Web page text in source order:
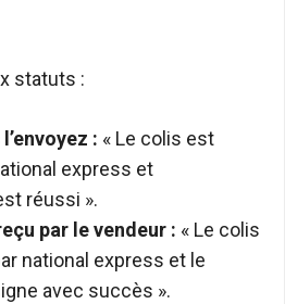
statuts :
: « Le colis est
express et
réussi ».
par le vendeur : « Le colis
national express et le
avec succès ».